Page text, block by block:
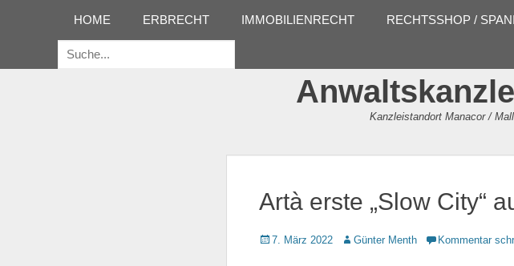
Erstes Menü
Inhalt:
HOME ERBRECHT IMMOBILIENRECHT RECHTSSHOP /
Suche
Kanzleistandort Manacor /
Artà erste „Slow City“
Gepostet
7. März 2022 AutorGünter Menth Kommentar